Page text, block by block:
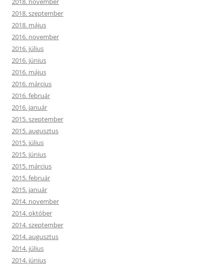
2018. szeptember
2018. május
2016. november
2016. július
2016. június
2016. május
2016. március
2016. február
2016. január
2015. szeptember
2015. augusztus
2015. július
2015. június
2015. március
2015. február
2015. január
2014. november
2014. október
2014. szeptember
2014. augusztus
2014. július
2014. június